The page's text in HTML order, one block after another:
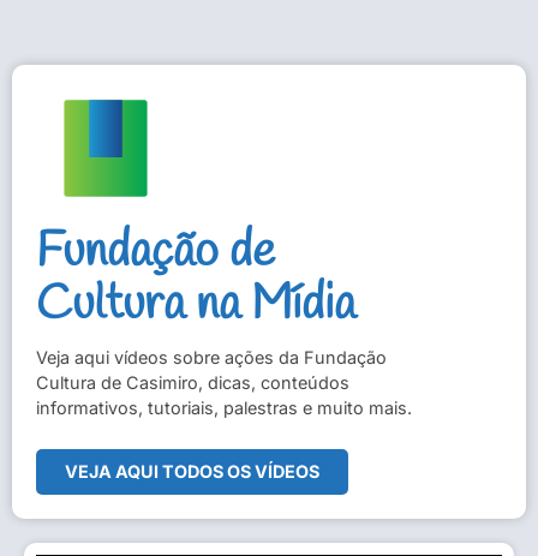
Fundação de
Cultura na Mídia
Veja aqui vídeos sobre ações da Fundação
Cultura de Casimiro, dicas, conteúdos
informativos, tutoriais, palestras e muito mais.
VEJA AQUI TODOS OS VÍDEOS